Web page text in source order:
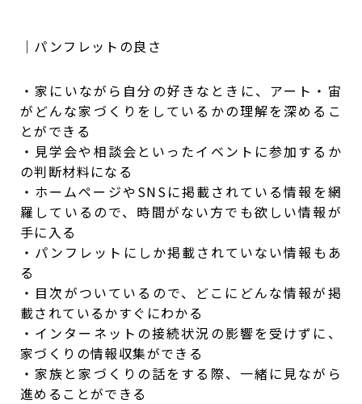
｜パンフレットの良さ
・家にいながら自分の好きなときに、アート・宙
がどんな家づくりをしているかの理解を深めるこ
とができる
・見学会や相談会といったイベントに参加するか
の判断材料になる
・ホームページやSNSに掲載されている情報を網
羅しているので、時間がない方でも欲しい情報が
手に入る
・パンフレットにしか掲載されていない情報もあ
る
・目次がついているので、どこにどんな情報が掲
載されているかすぐにわかる
・インターネットの接続状況の影響を受けずに、
家づくりの情報収集ができる
・家族と家づくりの話をする際、一緒に見ながら
進めることができる